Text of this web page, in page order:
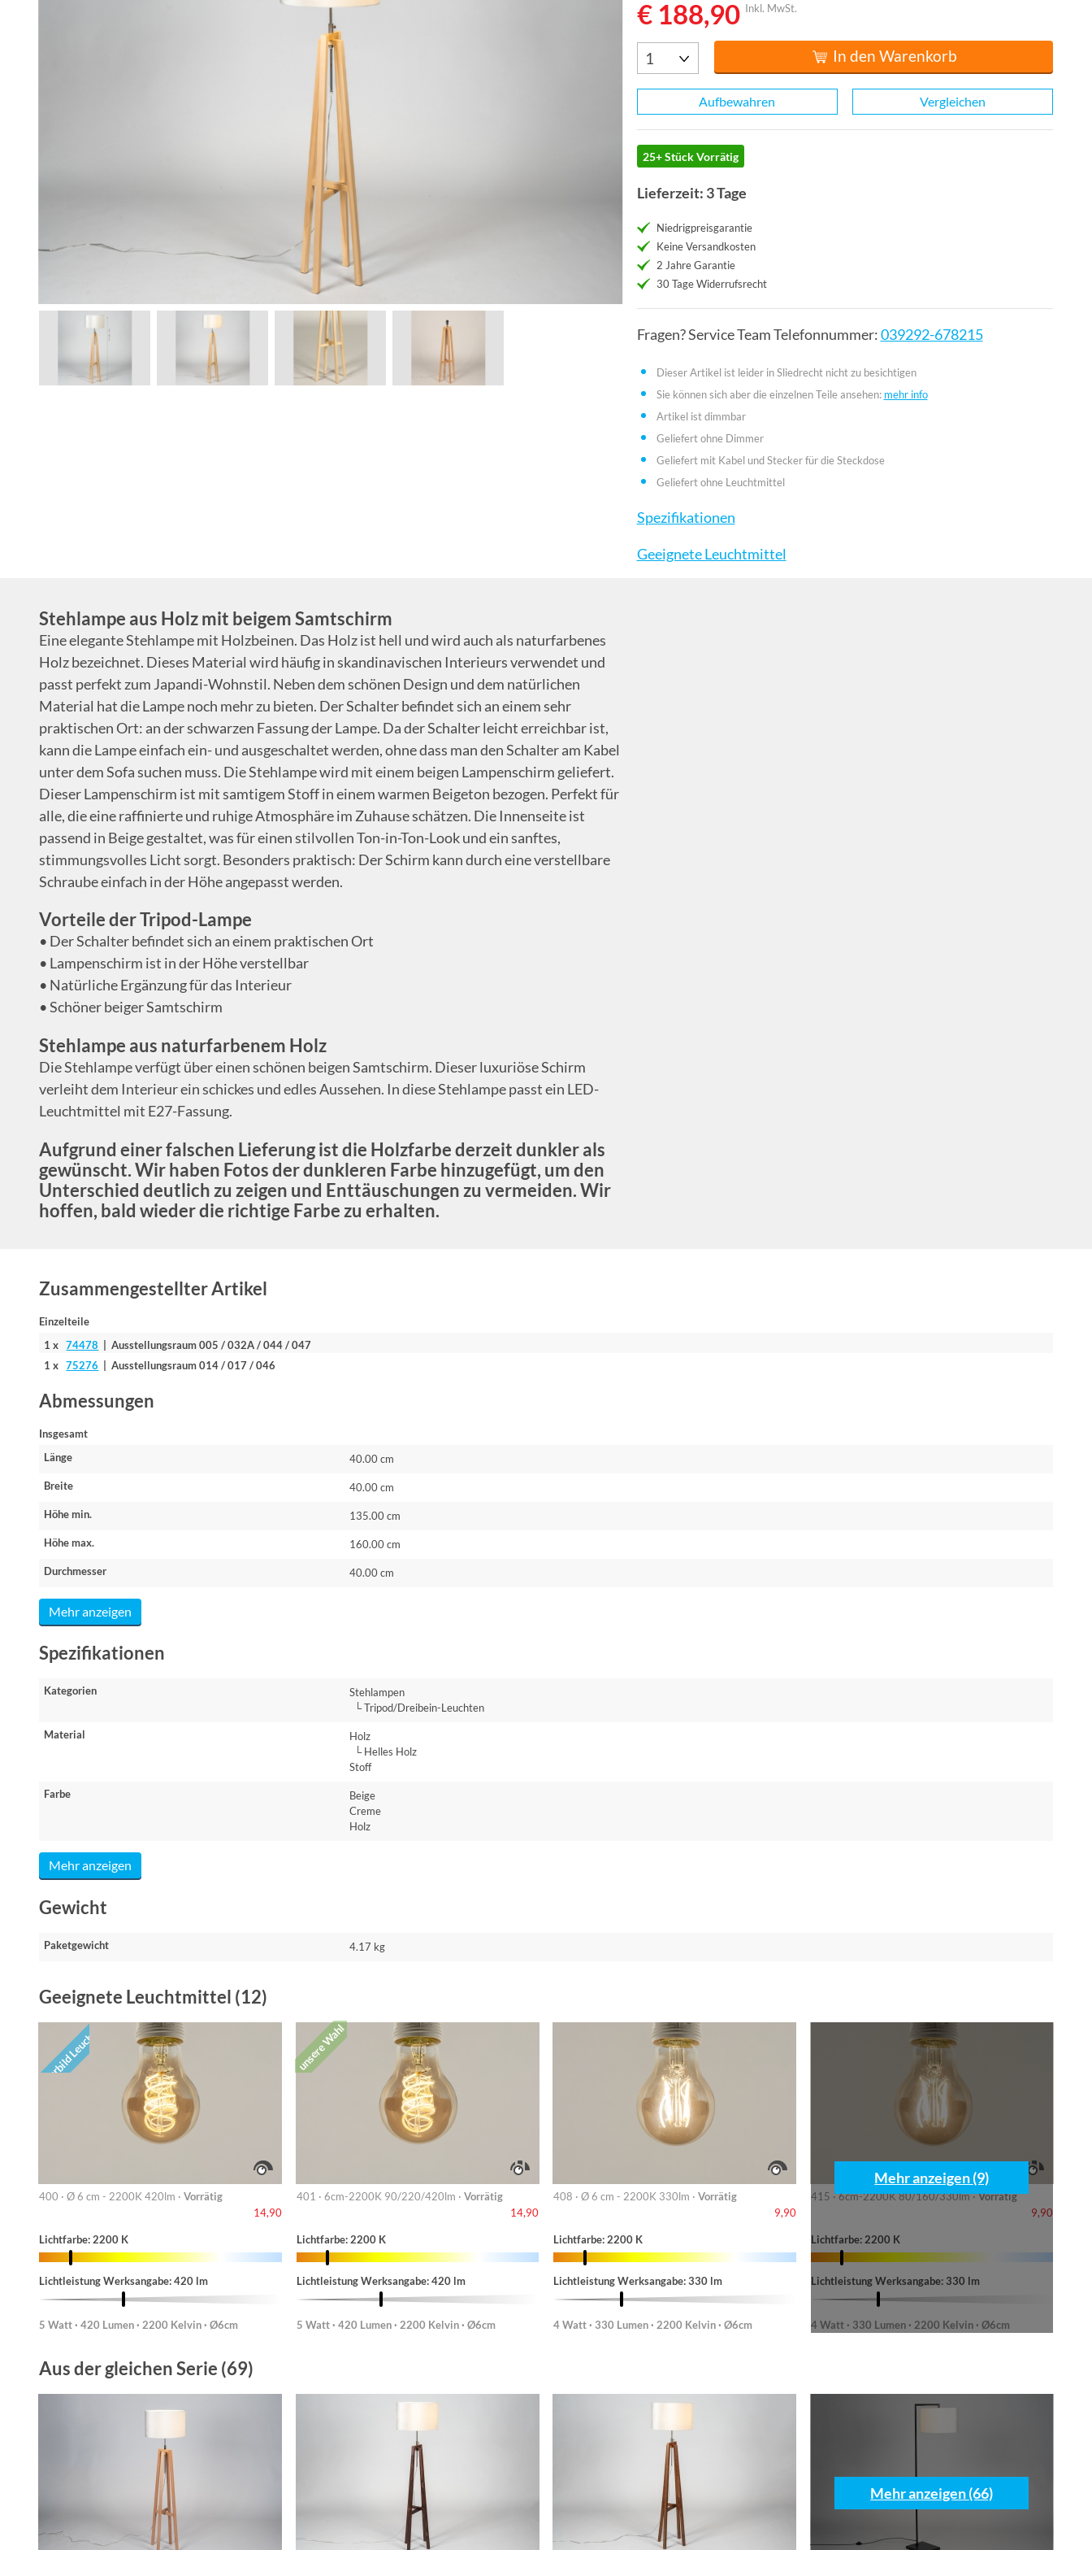
€ 188,90 Inkl. MwSt.
In den Warenkorb
Aufbewahren Vergleichen
25+ Stück Vorrätig
Lieferzeit: 3 Tage
Niedrigpreisgarantie
Keine Versandkosten
2 Jahre Garantie
30 Tage Widerrufsrecht
Fragen? Service Team Telefonnummer:039292-678215
Dieser Artikel ist leider in Sliedrecht nicht zu besichtigen
Sie können sich aber die einzelnen Teile ansehen: mehr info
Artikel ist dimmbar
Geliefert ohne Dimmer
Geliefert mit Kabel und Stecker für die Steckdose
Geliefert ohne Leuchtmittel
Spezifikationen
Geeignete Leuchtmittel
Stehlampe aus Holz mit beigem Samtschirm
Eine elegante Stehlampe mit Holzbeinen. Das Holz ist hell und wird auch als naturfarbenes
Holz bezeichnet. Dieses Material wird häufig in skandinavischen Interieurs verwendet und
passt perfekt zum Japandi-Wohnstil. Neben dem schönen Design und dem natürlichen
Material hat die Lampe noch mehr zu bieten. Der Schalter befindet sich an einem sehr
praktischen Ort: an der schwarzen Fassung der Lampe. Da der Schalter leicht erreichbar ist,
kann die Lampe einfach ein- und ausgeschaltet werden, ohne dass man den Schalter am Kabel
unter dem Sofa suchen muss. Die Stehlampe wird mit einem beigen Lampenschirm geliefert.
Dieser Lampenschirm ist mit samtigem Stoff in einem warmen Beigeton bezogen. Perfekt für
alle, die eine raffinierte und ruhige Atmosphäre im Zuhause schätzen. Die Innenseite ist
passend in Beige gestaltet, was für einen stilvollen Ton-in-Ton-Look und ein sanftes,
stimmungsvolles Licht sorgt. Besonders praktisch: Der Schirm kann durch eine verstellbare
Schraube einfach in der Höhe angepasst werden.
Vorteile der Tripod-Lampe
• Der Schalter befindet sich an einem praktischen Ort
• Lampenschirm ist in der Höhe verstellbar
• Natürliche Ergänzung für das Interieur
• Schöner beiger Samtschirm
Stehlampe aus naturfarbenem Holz
Die Stehlampe verfügt über einen schönen beigen Samtschirm. Dieser luxuriöse Schirm
verleiht dem Interieur ein schickes und edles Aussehen. In diese Stehlampe passt ein LED-
Leuchtmittel mit E27-Fassung.
Aufgrund einer falschen Lieferung ist die Holzfarbe derzeit dunkler als
gewünscht. Wir haben Fotos der dunkleren Farbe hinzugefügt, um den
Unterschied deutlich zu zeigen und Enttäuschungen zu vermeiden. Wir
hoffen, bald wieder die richtige Farbe zu erhalten.
Zusammengestellter Artikel
Einzelteile
1 x74478 | Ausstellungsraum 005 / 032A / 044 / 047
1 x75276 | Ausstellungsraum 014 / 017 / 046
Abmessungen
Insgesamt
Länge
40.00 cm
Breite 40.00 cm
Höhe min. 135.00 cm
Höhe max. 160.00 cm
Durchmesser 40.00 cm
Mehr anzeigen
Spezifikationen
Kategorien
Stehlampen
└ Tripod/Dreibein-Leuchten
Material
Holz
└ Helles Holz
Stoff
Farbe
Beige
Creme
Holz
Mehr anzeigen
Gewicht
Paketgewicht 4.17 kg
Geeignete Leuchtmittel (12)
Vorbild Leuchte
400 · Ø 6 cm - 2200K 420lm · Vorrätig
14,90
Lichtfarbe: 2200 K
Lichtleistung Werksangabe: 420 lm
5 Watt · 420 Lumen · 2200 Kelvin · Ø6cm
unsere Wahl
401 · 6cm-2200K 90/220/420lm · Vorrätig
14,90
Lichtfarbe: 2200 K
Lichtleistung Werksangabe: 420 lm
5 Watt · 420 Lumen · 2200 Kelvin · Ø6cm
408 · Ø 6 cm - 2200K 330lm · Vorrätig
9,90
Lichtfarbe: 2200 K
Lichtleistung Werksangabe: 330 lm
4 Watt · 330 Lumen · 2200 Kelvin · Ø6cm
415 · 6cm-2200K 80/160/330lm ·Vorrätig
9,90
Lichtfarbe: 2200 K
Lichtleistung Werksangabe: 330 lm
4 Watt · 330 Lumen · 2200 Kelvin · Ø6cm
Mehr anzeigen (9)
Aus der gleichen Serie (69)
Mehr anzeigen (66)